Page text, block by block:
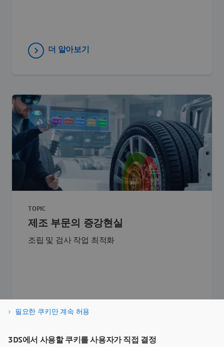
더 알아보기
TOPIC
제조 부문의 증강현실
조립 및 검사 작업 최적화
필요한 쿠키만 계속 허용
3DS에서 사용할 쿠키를 사용자가 직접 결정